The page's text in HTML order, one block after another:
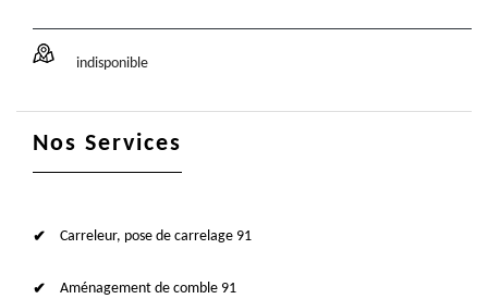
indisponible
Nos Services
Carreleur, pose de carrelage 91
Aménagement de comble 91